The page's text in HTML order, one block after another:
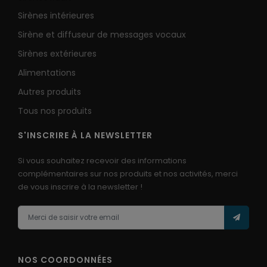
Sirènes intérieures
Sirène et diffuseur de messages vocaux
Sirènes extérieures
Alimentations
Autres produits
Tous nos produits
S'INSCRIRE À LA NEWSLETTER
Si vous souhaitez recevoir des informations
complémentaires sur nos produits et nos activités, merci
de vous inscrire à la newsletter !
NOS COORDONNÉES